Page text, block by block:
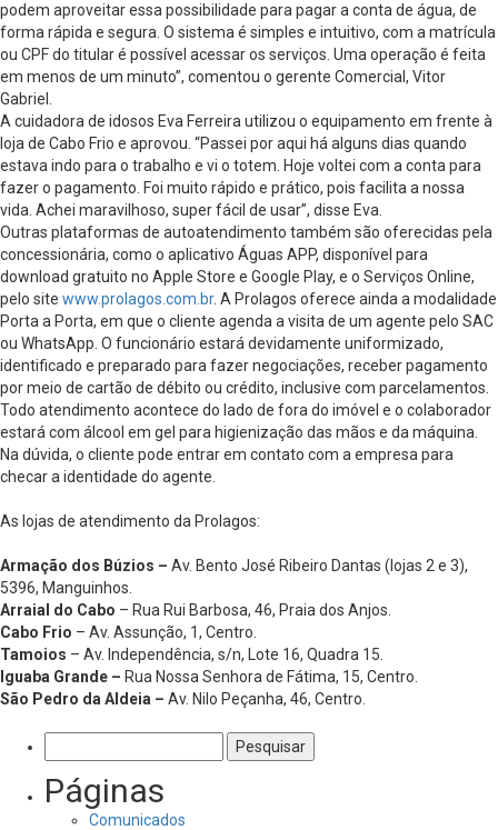
podem aproveitar essa possibilidade para pagar a conta de água, de
forma rápida e segura. O sistema é simples e intuitivo, com a matrícula
ou CPF do titular é possível acessar os serviços. Uma operação é feita
em menos de um minuto”, comentou o gerente Comercial, Vitor
Gabriel.
A cuidadora de idosos Eva Ferreira utilizou o equipamento em frente à
loja de Cabo Frio e aprovou. “Passei por aqui há alguns dias quando
estava indo para o trabalho e vi o totem. Hoje voltei com a conta para
fazer o pagamento. Foi muito rápido e prático, pois facilita a nossa
vida. Achei maravilhoso, super fácil de usar”, disse Eva.
Outras plataformas de autoatendimento também são oferecidas pela
concessionária, como o aplicativo Águas APP, disponível para
download gratuito no Apple Store e Google Play, e o Serviços Online,
pelo site www.prolagos.com.br. A Prolagos oferece ainda a modalidade
Porta a Porta, em que o cliente agenda a visita de um agente pelo SAC
ou WhatsApp. O funcionário estará devidamente uniformizado,
identificado e preparado para fazer negociações, receber pagamento
por meio de cartão de débito ou crédito, inclusive com parcelamentos.
Todo atendimento acontece do lado de fora do imóvel e o colaborador
estará com álcool em gel para higienização das mãos e da máquina.
Na dúvida, o cliente pode entrar em contato com a empresa para
checar a identidade do agente.
As lojas de atendimento da Prolagos:
Armação dos Búzios – Av. Bento José Ribeiro Dantas (lojas 2 e 3),
5396, Manguinhos.
Arraial do Cabo – Rua Rui Barbosa, 46, Praia dos Anjos.
Cabo Frio – Av. Assunção, 1, Centro.
Tamoios – Av. Independência, s/n, Lote 16, Quadra 15.
Iguaba Grande – Rua Nossa Senhora de Fátima, 15, Centro.
São Pedro da Aldeia – Av. Nilo Peçanha, 46, Centro.
por:
Páginas
Comunicados